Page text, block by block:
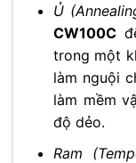
Ủ
CW100C
trong một
làm nguội
làm mềm
độ dẻo.
Ram